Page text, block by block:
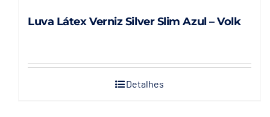
Luva Látex Verniz Silver Slim Azul – Volk
Detalhes